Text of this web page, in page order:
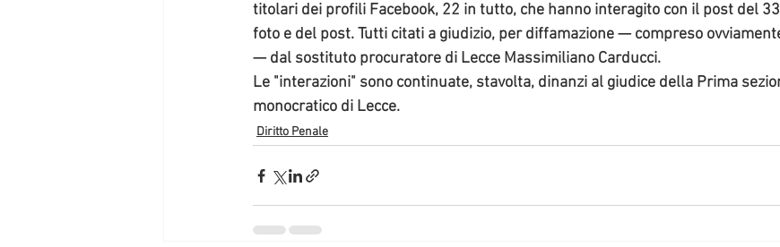
titolari dei profili Facebook, 22 in tutto, che hanno interagito con il post del
foto e del post. Tutti citati a giudizio, per diffamazione — compreso
— dal sostituto procuratore di Lecce Massimiliano Carducci.
Le "interazioni" sono continuate, stavolta, dinanzi al giudice della Prima
monocratico di Lecce.
Diritto Penale